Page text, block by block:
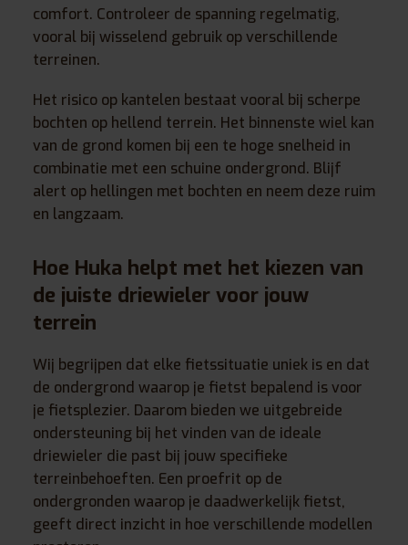
comfort. Controleer de spanning regelmatig,
vooral bij wisselend gebruik op verschillende
terreinen.
Het risico op kantelen bestaat vooral bij scherpe
bochten op hellend terrein. Het binnenste wiel kan
van de grond komen bij een te hoge snelheid in
combinatie met een schuine ondergrond. Blijf
alert op hellingen met bochten en neem deze ruim
en langzaam.
Hoe Huka helpt met het kiezen van
de juiste driewieler voor jouw
terrein
Wij begrijpen dat elke fietssituatie uniek is en dat
de ondergrond waarop je fietst bepalend is voor
je fietsplezier. Daarom bieden we uitgebreide
ondersteuning bij het vinden van de ideale
driewieler die past bij jouw specifieke
terreinbehoeften. Een proefrit op de
ondergronden waarop je daadwerkelijk fietst,
geeft direct inzicht in hoe verschillende modellen